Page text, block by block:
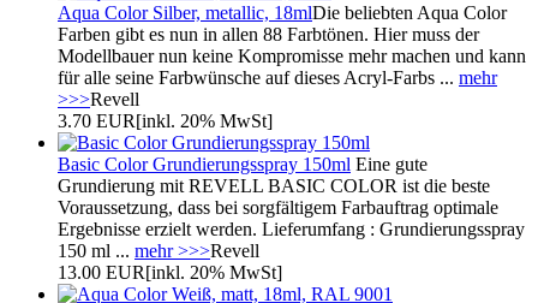
Aqua Color Silber, metallic, 18mlDie beliebten Aqua Color
Farben gibt es nun in allen 88 Farbtönen. Hier muss der
Modellbauer nun keine Kompromisse mehr machen und kann
für alle seine Farbwünsche auf dieses Acryl-Farbs ... mehr
>>>Revell
3.70 EUR[inkl. 20% MwSt]
Basic Color Grundierungsspray 150ml Eine gute
Grundierung mit REVELL BASIC COLOR ist die beste
Voraussetzung, dass bei sorgfältigem Farbauftrag optimale
Ergebnisse erzielt werden. Lieferumfang : Grundierungsspray
150 ml ... mehr >>>Revell
13.00 EUR[inkl. 20% MwSt]